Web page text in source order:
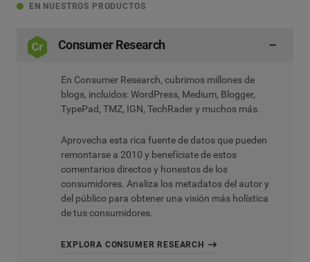
EN NUESTROS PRODUCTOS
Consumer Research
En Consumer Research, cubrimos millones de
blogs, incluidos: WordPress, Medium, Blogger,
TypePad, TMZ, IGN, TechRader y muchos más.
Aprovecha esta rica fuente de datos que pueden
remontarse a 2010 y benefíciate de estos
comentarios directos y honestos de los
consumidores. Analiza los metadatos del autor y
del público para obtener una visión más holística
de tus consumidores.
EXPLORA CONSUMER RESEARCH